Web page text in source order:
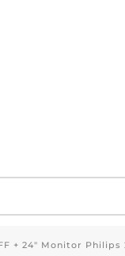
+ 24″ Monitor Philips